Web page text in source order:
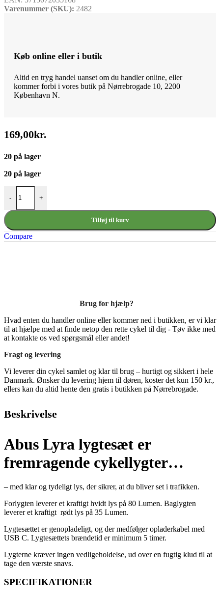
Varenummer (SKU): 2482
Køb online eller i butik
Altid en tryg handel uanset om du handler online, eller
kommer forbi i vores butik på Nørrebrogade 10, 2200
København N.
169,00kr.
20 på lager
20 på lager
-
Abus Lyra Lygtesæt Genopladelig antal
+
Tilføj til kurv
Compare
Brug for hjælp?
Hvad enten du handler online eller kommer ned i butikken, er vi klar
til at hjælpe med at finde netop den rette cykel til dig - Tøv ikke med
at kontakte os ved spørgsmål eller andet!
Fragt og levering
Vi leverer din cykel samlet og klar til brug – hurtigt og sikkert i hele
Danmark. Ønsker du levering hjem til døren, koster det kun 150 kr.,
ellers kan du altid hente den gratis i butikken på Nørrebrogade.
Beskrivelse
Abus Lyra lygtesæt er
fremragende cykellygter…
– med klar og tydeligt lys, der sikrer, at du bliver set i trafikken.
Forlygten leverer et kraftigt hvidt lys på 80 Lumen. Baglygten
leverer et kraftigt rødt lys på 35 Lumen.
Lygtesættet er genopladeligt, og der medfølger opladerkabel med
USB C. Lygtesættets brændetid er minimum 5 timer.
Lygterne kræver ingen vedligeholdelse, ud over en fugtig klud til at
tage den værste snavs.
SPECIFIKATIONER